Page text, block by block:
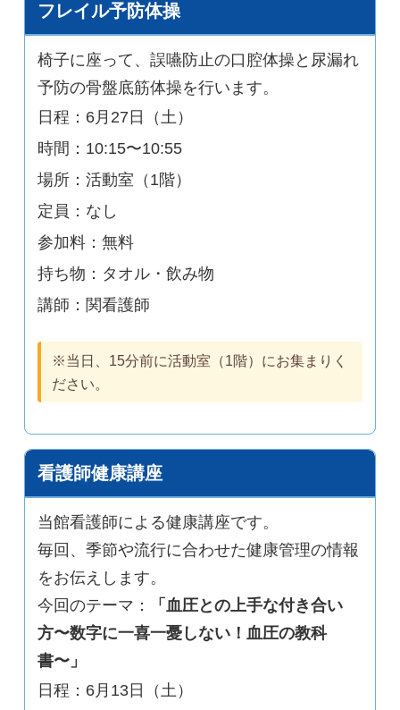
フレイル予防体操
椅子に座って、誤嚥防止の口腔体操と尿漏れ
予防の骨盤底筋体操を行います。
日程：6月27日（土）
時間：10:15〜10:55
場所：活動室（1階）
定員：なし
参加料：無料
持ち物：タオル・飲み物
講師：関看護師
※当日、15分前に活動室（1階）にお集まりく
ださい。
看護師健康講座
当館看護師による健康講座です。
毎回、季節や流行に合わせた健康管理の情報
をお伝えします。
今回のテーマ：
「血圧との上手な付き合い
方〜数字に一喜一憂しない！血圧の教科
書〜」
日程：6月13日（土）